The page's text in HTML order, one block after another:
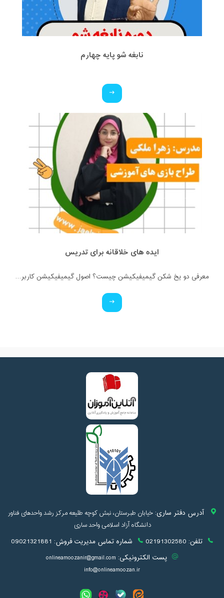
نابغه شو پایه چهارم
ایده های خلاقانه برای تدریس
معرفی دو یخ شکن گیمیفیکیشن چیست؟ اصول گیمیفیکیشن کاربرد گیمیفیکیشن آشنایی با انواع بازی های کلاسی (آنلاین و فیزیکی)
آدرس دفتر ساری:خیابان طبرستان، نبش کوچه طلیعه مرکز رشد واحدهای فناور
دانشگاه آزاد اسلامی واحد ساری
تلفن: 02191302580 شماره تماس مدیریت فروش: 09021321881
پست الکترونیکی: onlineamoozanir@gmail.com
info@onlineamoozan.ir